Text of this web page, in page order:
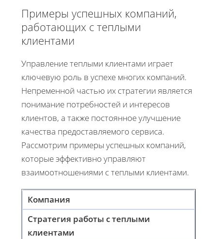
Примеры успешных компаний,
работающих с теплыми
клиентами
Управление теплыми клиентами играет
ключевую роль в успехе многих компаний.
Непременной частью их стратегии является
понимание потребностей и интересов
клиентов, а также постоянное улучшение
качества предоставляемого сервиса.
Рассмотрим примеры успешных компаний,
которые эффективно управляют
взаимоотношениями с теплыми клиентами.
Компания
Стратегия работы с теплыми
клиентами